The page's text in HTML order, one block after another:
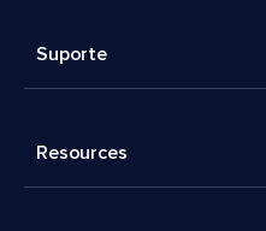
Suporte
Resources